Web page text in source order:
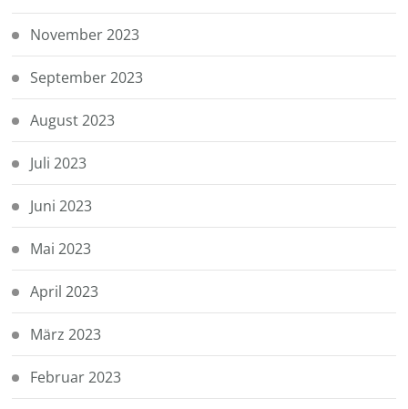
November 2023
September 2023
August 2023
Juli 2023
Juni 2023
Mai 2023
April 2023
März 2023
Februar 2023